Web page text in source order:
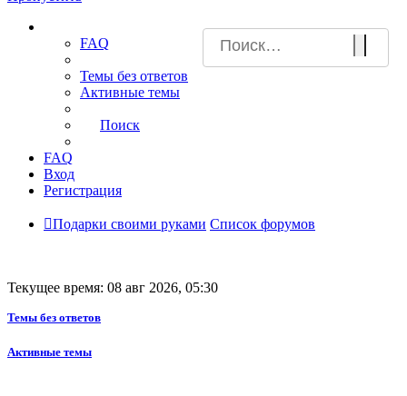
FAQ
Темы без ответов
Активные темы
Поиск
FAQ
Вход
Регистрация
Подарки своими руками Список форумов
Текущее время: 08 авг 2026, 05:30
Темы без ответов
Активные темы